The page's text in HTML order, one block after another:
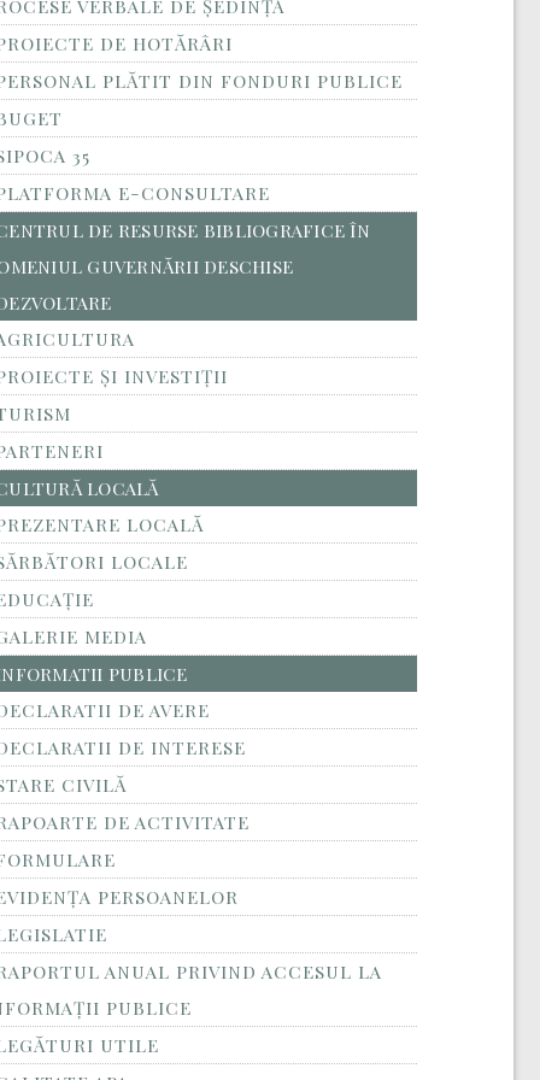
VERBALE DE ȘEDINȚĂ
DE HOTĂRÂRI
PLĂTIT DIN FONDURI PUBLICE
35
E-CONSULTARE
DE RESURSE BIBLIOGRAFICE ÎN
GUVERNĂRII DESCHISE
ȘI INVESTIȚII
LOCALĂ
LOCALĂ
LOCALE
MEDIA
PUBLICE
DE AVERE
DE INTERESE
CIVILĂ
DE ACTIVITATE
PERSOANELOR
ANUAL PRIVIND ACCESUL LA
PUBLICE
UTILE